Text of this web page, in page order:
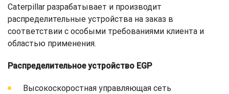
Caterpillar разрабатывает и производит
распределительные устройства на заказ в
соответствии с особыми требованиями клиента и
областью применения.
Распределительное устройство EGP
Высокоскоростная управляющая сеть